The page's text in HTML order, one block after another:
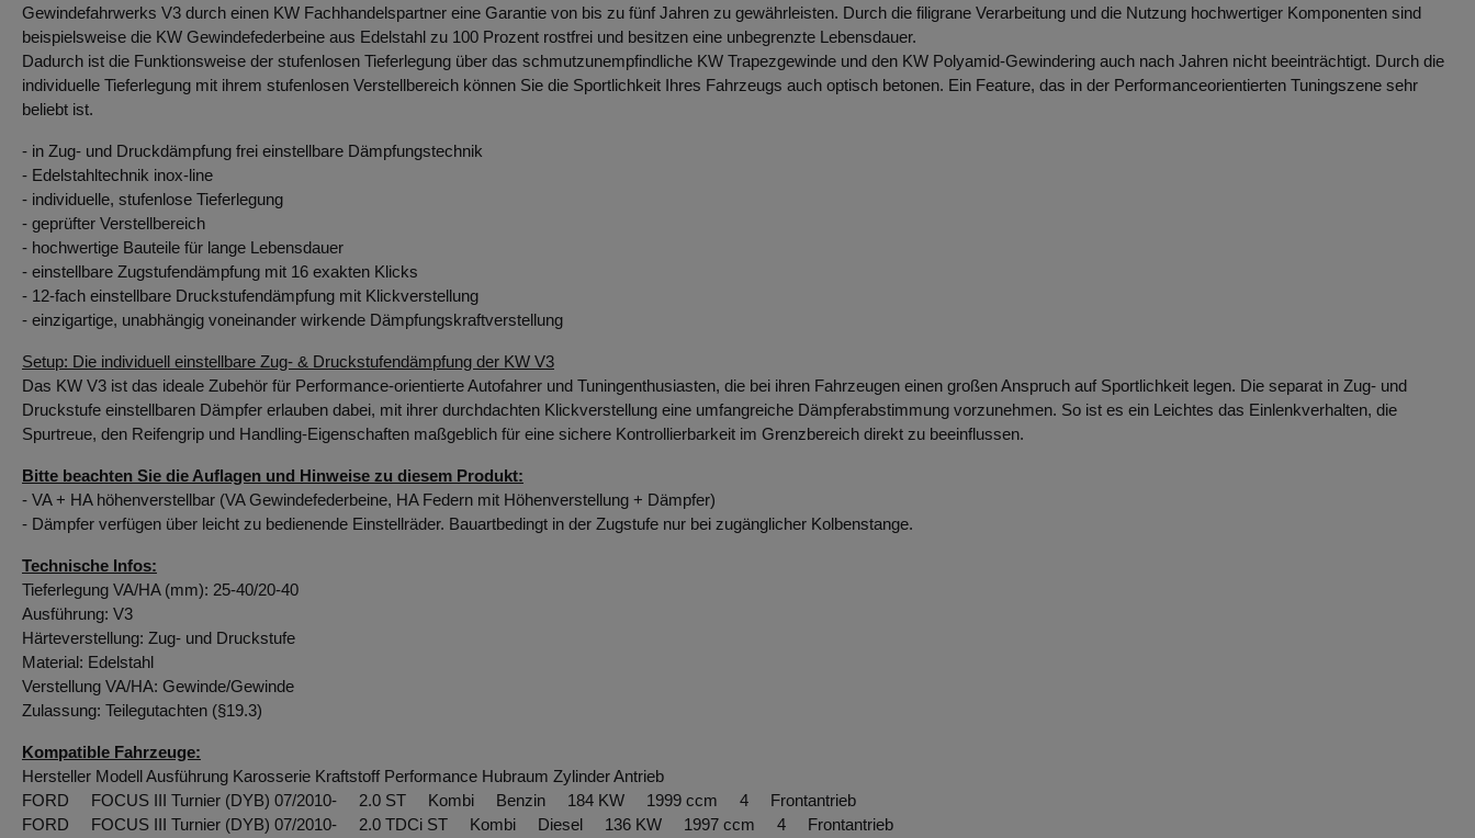
Gewindefahrwerks V3 durch einen KW Fachhandelspartner eine Garantie von bis zu fünf Jahren zu gewährleisten. Durch die filigrane Verarbeitung und die Nutzung hochwertiger Komponenten sind
beispielsweise die KW Gewindefederbeine aus Edelstahl zu 100 Prozent rostfrei und besitzen eine unbegrenzte Lebensdauer.
Dadurch ist die Funktionsweise der stufenlosen Tieferlegung über das schmutzunempfindliche KW Trapezgewinde und den KW Polyamid-Gewindering auch nach Jahren nicht beeinträchtigt. Durch die
individuelle Tieferlegung mit ihrem stufenlosen Verstellbereich können Sie die Sportlichkeit Ihres Fahrzeugs auch optisch betonen. Ein Feature, das in der Performanceorientierten Tuningszene sehr
beliebt ist.
- in Zug- und Druckdämpfung frei einstellbare Dämpfungstechnik
- Edelstahltechnik inox-line
- individuelle, stufenlose Tieferlegung
- geprüfter Verstellbereich
- hochwertige Bauteile für lange Lebensdauer
- einstellbare Zugstufendämpfung mit 16 exakten Klicks
- 12-fach einstellbare Druckstufendämpfung mit Klickverstellung
- einzigartige, unabhängig voneinander wirkende Dämpfungskraftverstellung
Setup: Die individuell einstellbare Zug- & Druckstufendämpfung der KW V3
Das KW V3 ist das ideale Zubehör für Performance-orientierte Autofahrer und Tuningenthusiasten, die bei ihren Fahrzeugen einen großen Anspruch auf Sportlichkeit legen. Die separat in Zug- und
Druckstufe einstellbaren Dämpfer erlauben dabei, mit ihrer durchdachten Klickverstellung eine umfangreiche Dämpferabstimmung vorzunehmen. So ist es ein Leichtes das Einlenkverhalten, die
Spurtreue, den Reifengrip und Handling-Eigenschaften maßgeblich für eine sichere Kontrollierbarkeit im Grenzbereich direkt zu beeinflussen.
Bitte beachten Sie die Auflagen und Hinweise zu diesem Produkt:
- VA + HA höhenverstellbar (VA Gewindefederbeine, HA Federn mit Höhenverstellung + Dämpfer)
- Dämpfer verfügen über leicht zu bedienende Einstellräder. Bauartbedingt in der Zugstufe nur bei zugänglicher Kolbenstange.
Technische Infos:
Tieferlegung VA/HA (mm): 25-40/20-40
Ausführung: V3
Härteverstellung: Zug- und Druckstufe
Material: Edelstahl
Verstellung VA/HA: Gewinde/Gewinde
Zulassung: Teilegutachten (§19.3)
Kompatible Fahrzeuge:
Hersteller Modell Ausführung Karosserie Kraftstoff Performance Hubraum Zylinder Antrieb
FORD FOCUS III Turnier (DYB) 07/2010- 2.0 ST Kombi Benzin 184 KW 1999 ccm 4 Frontantrieb
FORD FOCUS III Turnier (DYB) 07/2010- 2.0 TDCi ST Kombi Diesel 136 KW 1997 ccm 4 Frontantrieb